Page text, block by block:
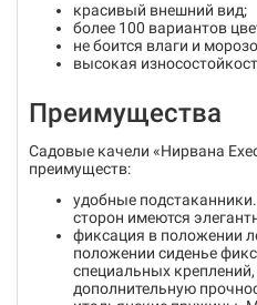
красивый внешний вид;
более 100 вариантов
не боится влаги и
высокая
Преимущества
Садовые качели «Нирвана
преимуществ:
удобные
сторон имеются
фиксация в положении
положении сиденье
специальных
дополнительную